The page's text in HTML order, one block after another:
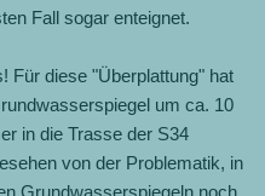
Fall sogar enteignet.
Für diese "Überplattung" hat
um ca. 10
in die Trasse der S34
von der Problematik, in
Grundwasserspiegeln noch